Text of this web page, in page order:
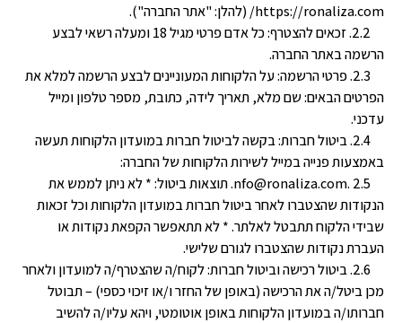
https://ronaliza.com/ (להלן: "אתר החברה").
2.2. זכאים להצטרף: כל אדם פרטי מגיל 18 ומעלה רשאי לבצע
הרשמה באתר החברה.
2.3. פרטי הרשמה: על הלקוחות המעוניינים לבצע הרשמה למלא את
הפרטים הבאים: שם מלא, תאריך לידה, כתובת, מספר טלפון ומייל
עדכני.
2.4. ביטול חברות: בקשה לביטול חברות במועדון הלקוחות תעשה
באמצעות פנייה במייל לשירות הלקוחות של החברה:
nfo@ronaliza.com. 2.5. תוצאות ביטול: * לא ניתן לממש את
הנקודות שהצטברו לאחר ביטול חברות במועדון הלקוחות וכל זכאות
שבידי הלקוח תתבטל לאלתר. * לא תתאפשר הקפאת נקודות או
העברת נקודות שהצטברו לגורם שלישי.
2.6. ביטול רכישה וביטול חברות: לקוח/ה שהצטרף/ה למועדון ולאחר
מכן ביטל/ה את הרכישה (באופן של החזר ו/או זיכוי כספי) – תבוטל
חברותו/ה במועדון הלקוחות באופן אוטומטי, ויהא עליו/ה להשיב